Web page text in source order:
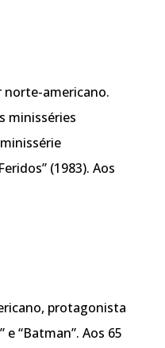
norte-americano.
minisséries
(1983). Aos
protagonista
e “Batman”. Aos 65